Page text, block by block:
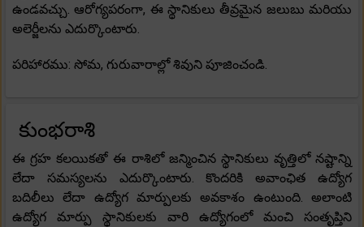
ఉండవచ్చు. ఆరోగ్యపరంగా, ఈ స్థానికులు తీవ్రమైన జలుబు మరియు
అలెర్జీలను ఎదుర్కొంటారు.
పరిహారము: సోమ, గురువారాల్లో శివుని పూజించండి.
కుంభరాశి
ఈ గ్రహ కలయికతో ఈ రాశిలో జన్మించిన స్థానికులు వృత్తిలో నష్టాన్ని
లేదా సమస్యలను ఎదుర్కొంటారు. కొందరికి అవాంఛిత ఉద్యోగ
బదిలీలు లేదా ఉద్యోగ మార్పులకు అవకాశం ఉంటుంది. అలాంటి
ఉద్యోగ మార్పు స్థానికులకు వారి ఉద్యోగంలో మంచి సంతృప్తిని